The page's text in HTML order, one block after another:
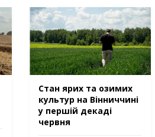
Стан ярих та озимих
культур на Вінниччині
у першій декаді
червня